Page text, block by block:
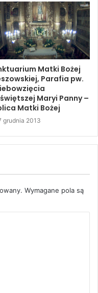
Matki Bożej
Parafia pw.
Maryi Panny –
Matki Bożej
grudnia 2013
Wymagane pola są